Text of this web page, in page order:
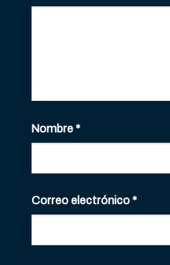
Nombre*
Correo electrónico*